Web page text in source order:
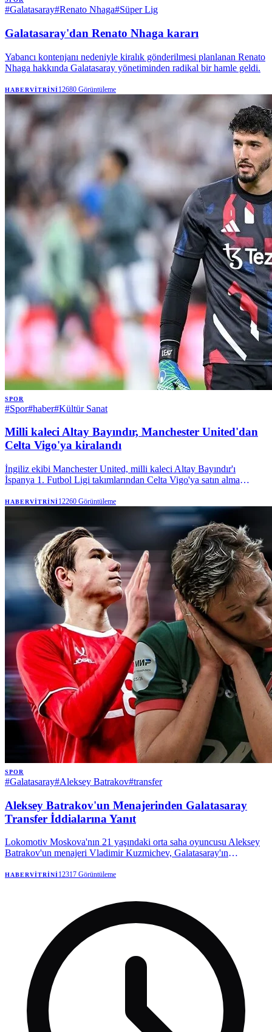
#Galatasaray#Renato Nhaga#Süper Lig
Galatasaray'dan Renato Nhaga kararı
Yabancı kontenjanı nedeniyle kiralık gönderilmesi planlanan Renato
Nhaga hakkında Galatasaray yönetiminden radikal bir hamle geldi.
HABERVITRINI12680 Görüntüleme
SPOR
#Spor#haber#Kültür Sanat
Milli kaleci Altay Bayındır, Manchester United'dan
Celta Vigo'ya kiralandı
İngiliz ekibi Manchester United, milli kaleci Altay Bayındır'ı
İspanya 1. Futbol Ligi takımlarından Celta Vigo'ya satın alma
HABERVITRINI12260 Görüntüleme
SPOR
#Galatasaray#Aleksey Batrakov#transfer
Aleksey Batrakov'un Menajerinden Galatasaray
Transfer İddialarına Yanıt
Lokomotiv Moskova'nın 21 yaşındaki orta saha oyuncusu Aleksey
Batrakov'un menajeri Vladimir Kuzmichev, Galatasaray'ın
teklif olmadığını, sadece bir niyet mektubu gönderildiğini belirterek,
HABERVITRINI12317 Görüntüleme